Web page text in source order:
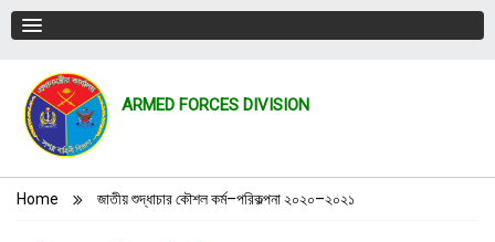
ARMED FORCES DIVISION
Breadcrumb
Home জাতীয় শুদ্ধাচার কৌশল কর্ম–পরিকল্পনা ২০২০–২০২১